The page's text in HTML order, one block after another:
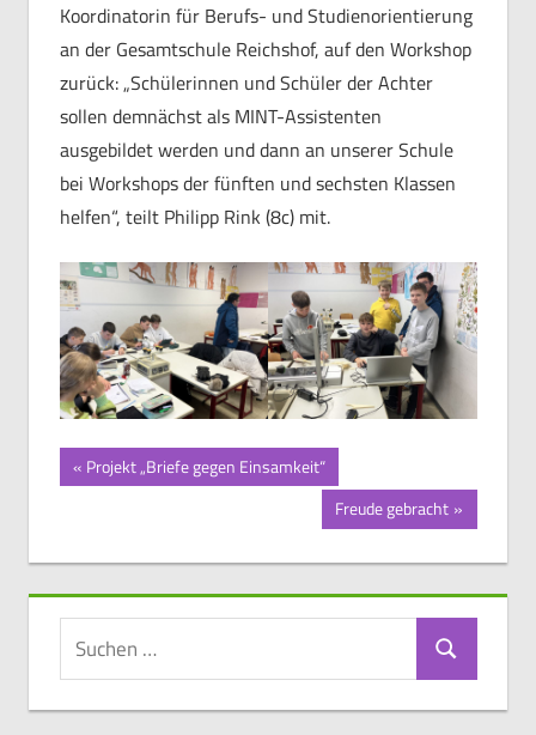
Koordinatorin für Berufs- und Studienorientierung
an der Gesamtschule Reichshof, auf den Workshop
zurück: „Schülerinnen und Schüler der Achter
sollen demnächst als MINT-Assistenten
ausgebildet werden und dann an unserer Schule
bei Workshops der fünften und sechsten Klassen
helfen“, teilt Philipp Rink (8c) mit.
Beitragsnavigation
Vorheriger
Beitrag:
Projekt „Briefe gegen Einsamkeit“
Nächster
Beitrag:
Freude gebracht
Suchen